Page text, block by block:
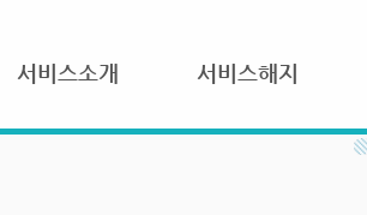
서비스소개 서비스해지